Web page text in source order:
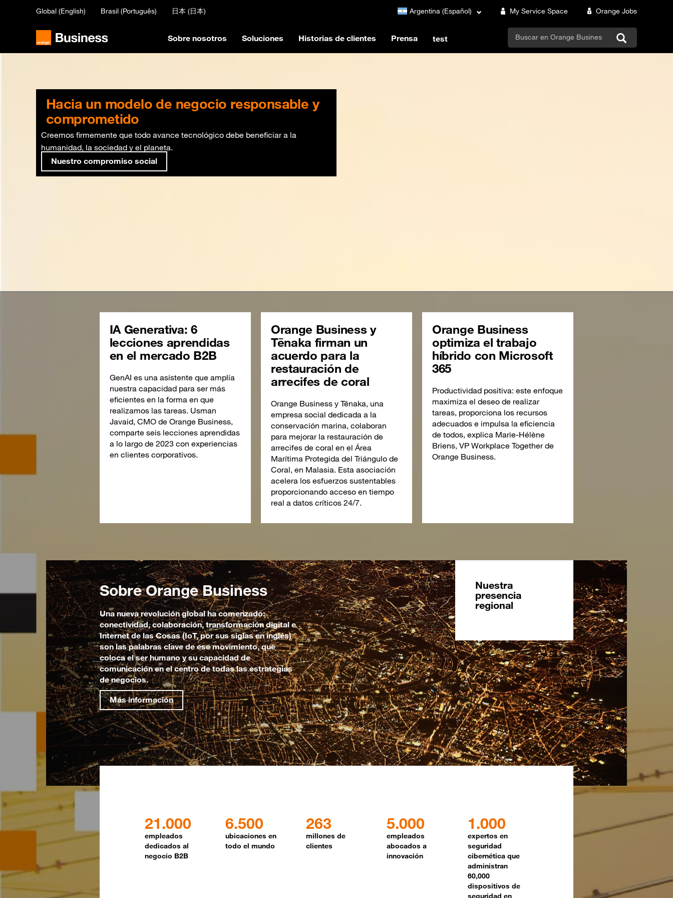
Global (English) Brasil (Português) 日本 (日本) Argentina (Español) My Service Space Orange Jobs
Sobre nosotros Soluciones Historias de clientes Prensa test search
Hacia un modelo de negocio responsable y
comprometido
Creemos firmemente que todo avance tecnológico debe beneficiar a la
humanidad, la sociedad y el planeta.
Nuestro compromiso social
IA Generativa: 6
lecciones aprendidas
en el mercado B2B
GenAI es una asistente que amplía
nuestra capacidad para ser más
eficientes en la forma en que
realizamos las tareas. Usman
Javaid, CMO de Orange Business,
comparte seis lecciones aprendidas
a lo largo de 2023 con experiencias
en clientes corporativos.
Orange Business y
Tēnaka firman un
acuerdo para la
restauración de
arrecifes de coral
Orange Business y Tēnaka, una
empresa social dedicada a la
conservación marina, colaboran
para mejorar la restauración de
arrecifes de coral en el Área
Marítima Protegida del Triángulo de
Coral, en Malasia. Esta asociación
acelera los esfuerzos sustentables
proporcionando acceso en tiempo
real a datos críticos 24/7.
Orange Business
optimiza el trabajo
híbrido con Microsoft
365
Productividad positiva: este enfoque
maximiza el deseo de realizar
tareas, proporciona los recursos
adecuados e impulsa la eficiencia
de todos, explica Marie-Hélène
Briens, VP Workplace Together de
Orange Business.
Sobre Orange Business
Una nueva revolución global ha comenzado:
conectividad, colaboración, transformación digital e
Internet de las Cosas (IoT, por sus siglas en inglés)
son las palabras clave de ese movimiento, que
coloca el ser humano y su capacidad de
comunicación en el centro de todas las estrategias
de negocios.
Más información
Nuestra
presencia
regional
21.000
empleados
dedicados al
negocio B2B
6.500
ubicaciones en
todo el mundo
263
millones de
clientes
5.000
empleados
abocados a
innovación
1.000
expertos en
seguridad
cibernética que
administran
60,000
dispositivos de
seguridad en